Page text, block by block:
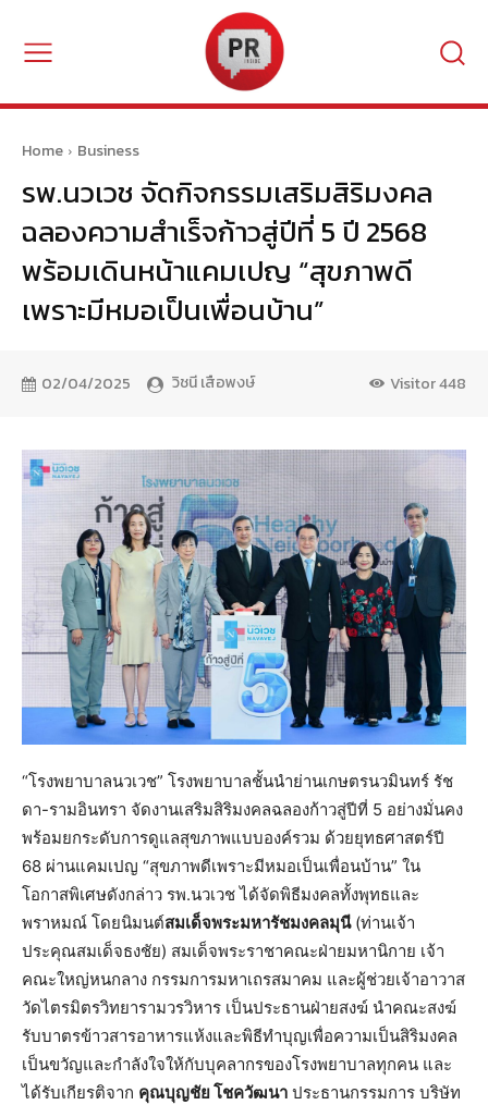
Home Business
รพ.นวเวช จัดกิจกรรมเสริมสิริมงคล
ฉลองความสำเร็จก้าวสู่ปีที่ 5 ปี 2568
พร้อมเดินหน้าแคมเปญ “สุขภาพดี
เพราะมีหมอเป็นเพื่อนบ้าน”
02/04/2025 วิชนี เสือพงษ์ Visitor448
“โรงพยาบาลนวเวช” โรงพยาบาลชั้นนำย่านเกษตรนวมินทร์ รัช
ดา-รามอินทรา จัดงานเสริมสิริมงคลฉลองก้าวสู่ปีที่ 5 อย่างมั่นคง
พร้อมยกระดับการดูแลสุขภาพแบบองค์รวม ด้วยยุทธศาสตร์ปี
68 ผ่านแคมเปญ “สุขภาพดีเพราะมีหมอเป็นเพื่อนบ้าน” ใน
โอกาสพิเศษดังกล่าว รพ.นวเวช ได้จัดพิธีมงคลทั้งพุทธและ
พราหมณ์ โดยนิมนต์สมเด็จพระมหารัชมงคลมุนี(ท่านเจ้า
ประคุณสมเด็จธงชัย) สมเด็จพระราชาคณะฝ่ายมหานิกาย เจ้า
คณะใหญ่หนกลาง กรรมการมหาเถรสมาคม และผู้ช่วยเจ้าอาวาส
วัดไตรมิตรวิทยารามวรวิหาร เป็นประธานฝ่ายสงฆ์ นำคณะสงฆ์
รับบาตรข้าวสารอาหารแห้งและพิธีทำบุญเพื่อความเป็นสิริมงคล
เป็นขวัญและกำลังใจให้กับบุคลากรของโรงพยาบาลทุกคน และ
ได้รับเกียรติจาก คุณบุญชัย โชควัฒนา ประธานกรรมการ บริษัท